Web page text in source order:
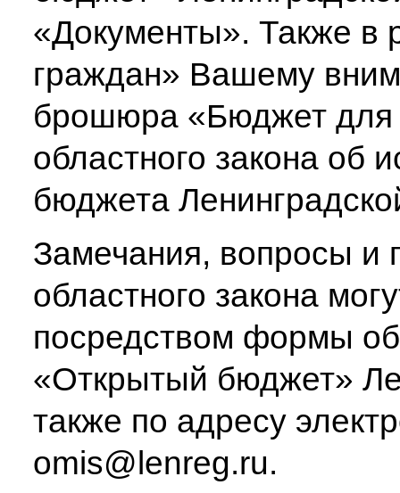
«Документы». Также в
граждан» Вашему
брошюра «Бюджет для
областного закона об
бюджета
Замечания, вопросы и
областного закона
посредством формы
«Открытый бюджет»
также по адресу
omis@lenreg.ru.